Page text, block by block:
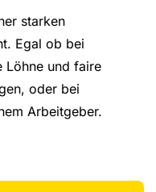
starken
Egal ob bei
Löhne und faire
oder bei
Arbeitgeber.